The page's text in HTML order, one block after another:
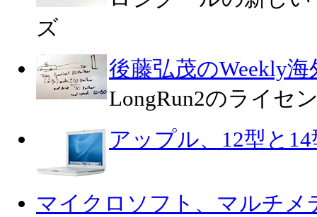
ズ
後藤弘茂のWeekly
LongRun2のライセ
アップル、12型と
マイクロソフト、マルチメ